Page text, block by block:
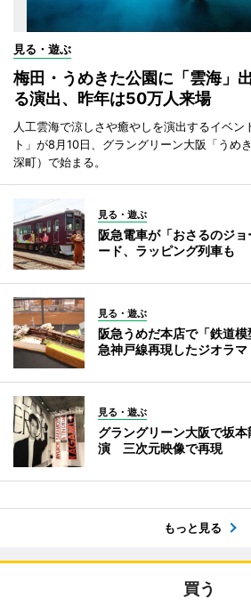
見る・遊ぶ
梅田・うめきた公園に「雲海
る演出、昨年は50万人来場
人工雲海で涼しさや癒やしを演出するイベン
ト」が8月10日、グラングリーン大阪「うめ
深町）で始まる。
見る・遊ぶ
阪急電車が「おさるのジ
ード、ラッピング列車も
見る・遊ぶ
阪急うめだ本店で「鉄道
急神戸線再現したジオラマ
見る・遊ぶ
グラングリーン大阪で坂
演 三次元映像で再現
もっと見る
買う